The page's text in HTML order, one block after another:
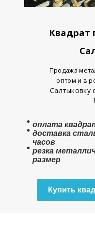
Квадрат
Продажа
оптом и в
Салтыковку
оплата
доставка
часов
резка
размер
Купить